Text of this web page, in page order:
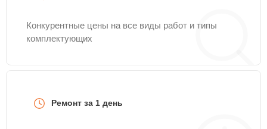
Конкурентные цены на все виды работ и типы
комплектующих
Ремонт за 1 день